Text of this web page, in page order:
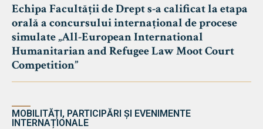
Echipa Facultății de Drept s-a calificat la etapa
orală a concursului internațional de procese
simulate „All-European International
Humanitarian and Refugee Law Moot Court
Competition”
MOBILITĂȚI, PARTICIPĂRI ȘI EVENIMENTE
INTERNAȚIONALE